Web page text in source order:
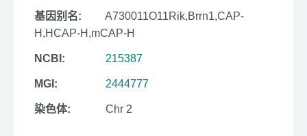
基因别名:
A730011O11Rik,Brrn1,CAP-
H,HCAP-H,mCAP-H
NCBI: 215387
MGI: 2444777
染色体: Chr 2